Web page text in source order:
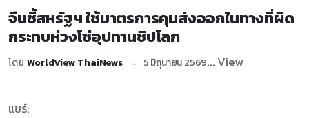
จีนชี้สหรัฐฯ ใช้มาตรการคุมส่งออกในทางที่ผิด
กระทบห่วงโซ่อุปทานชิปโลก
โดย WorldView ThaiNews 5 มิถุนายน 2569... View
แชร์: